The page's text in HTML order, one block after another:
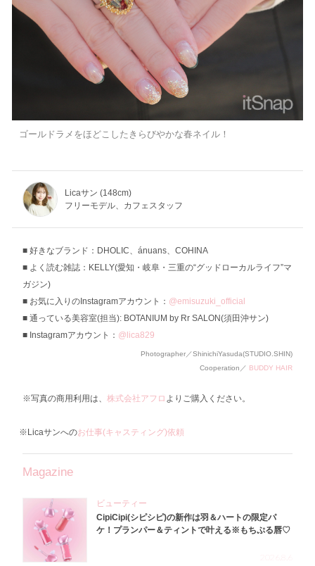
ゴールドラメをほどこしたきらびやかな春ネイル！
Licaサン (148cm)
フリーモデル、カフェスタッフ
好きなブランド：DHOLIC、ánuans、COHINA
よく読む雑誌：KELLY(愛知・岐阜・三重の“グッドローカルライフ”マ
ガジン)
お気に入りのInstagramアカウント： @emisuzuki_official
通っている美容室(担当): BOTANIUM by Rr SALON(須田沖サン)
Instagramアカウント： @lica829
Photographer／ShinichiYasuda(STUDIO.SHIN)
Cooperation／ BUDDY HAIR
※写真の商用利用は、 株式会社アフロ よりご購入ください。
※Licaサンへのお仕事(キャスティング)依頼
Magazine
ビューティー
CipiCipi(シピシピ)の新作は羽＆ハートの限定パ
ケ！プランパー＆ティントで叶える※もちぷる唇♡